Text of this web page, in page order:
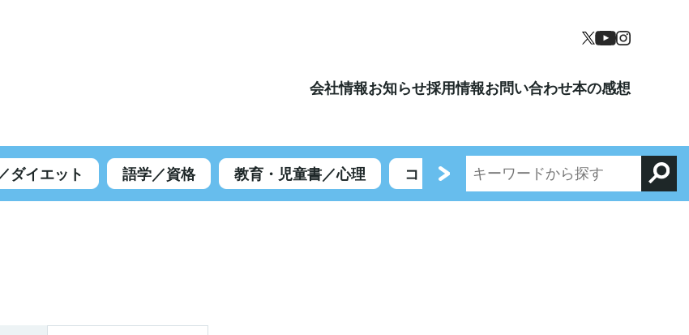
会社情報お知らせ採用情報お問い合わせ本の感想
ダイエット 語学／資格 教育・児童書／心理 コミックエッセイ／エンターテイメント